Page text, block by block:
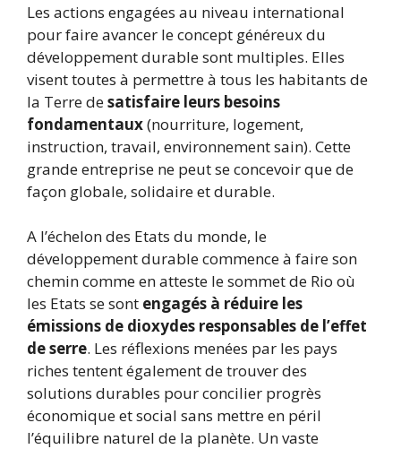
Les actions engagées au niveau international
pour faire avancer le concept généreux du
développement durable sont multiples. Elles
visent toutes à permettre à tous les habitants de
la Terre desatisfaire leurs besoins
fondamentaux(nourriture, logement,
instruction, travail, environnement sain). Cette
grande entreprise ne peut se concevoir que de
façon globale, solidaire et durable.
A l’échelon des Etats du monde, le
développement durable commence à faire son
chemin comme en atteste le sommet de Rio où
les Etats se sont engagés à réduire les
émissions de dioxydes responsables de l’effet
de serre. Les réflexions menées par les pays
riches tentent également de trouver des
solutions durables pour concilier progrès
économique et social sans mettre en péril
l’équilibre naturel de la planète. Un vaste